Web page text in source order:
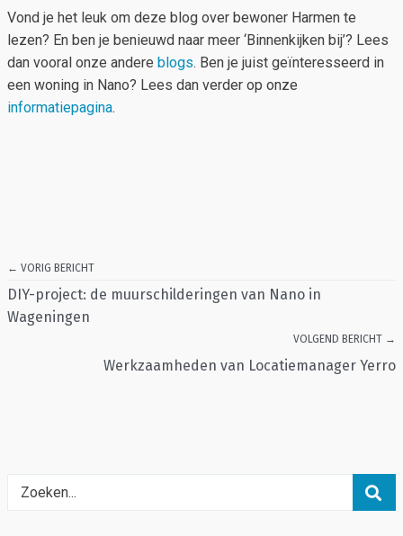
Vond je het leuk om deze blog over bewoner Harmen te
lezen? En ben je benieuwd naar meer ‘Binnenkijken bij’? Lees
dan vooral onze andere blogs. Ben je juist geïnteresseerd in
een woning in Nano? Lees dan verder op onze
informatiepagina.
← VORIG BERICHT
DIY-project: de muurschilderingen van Nano in
Wageningen
VOLGEND BERICHT →
Werkzaamheden van Locatiemanager Yerro